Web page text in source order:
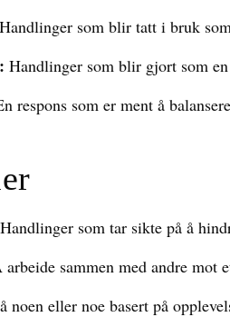
Handlinger som blir tatt i bruk
Handlinger som blir gjort som
respons som er ment å
Handlinger som tar sikte på å
arbeide sammen med andre mot
noen eller noe basert på